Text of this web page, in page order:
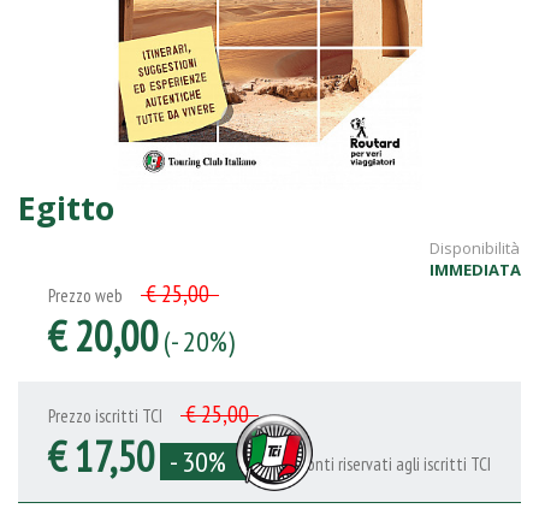
Egitto
Disponibilità
IMMEDIATA
Prezzo web € 25,00
€ 20,00(- 20%)
Prezzo iscritti TCI € 25,00
€ 17,50 - 30% Sconti riservati agli iscritti TCI